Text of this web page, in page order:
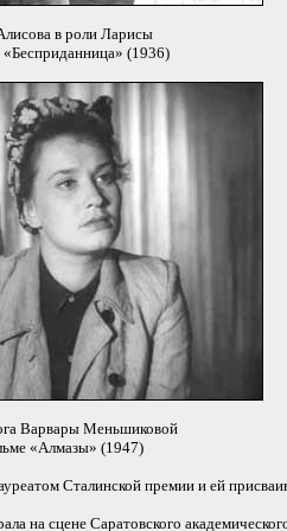
в роли Ларисы
«Бесприданница» (1936)
Варвары Меньшиковой
«Алмазы» (1947)
Сталинской премии и ей
на сцене Саратовского